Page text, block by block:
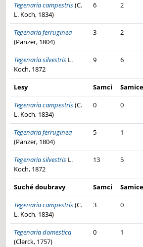
Tegenaria campestris(C.
L. Koch, 1834)
6 2
Tegenaria ferruginea
(Panzer, 1804)
3 2
Tegenaria silvestris L.
Koch, 1872
9 6
Lesy Samci Samice
Tegenaria campestris(C.
L. Koch, 1834)
0 0
Tegenaria ferruginea
(Panzer, 1804)
5 1
Tegenaria silvestris L.
Koch, 1872
13 5
Suché doubravy Samci Samice
Tegenaria campestris(C.
L. Koch, 1834)
3 0
Tegenaria domestica
(Clerck, 1757)
0 1